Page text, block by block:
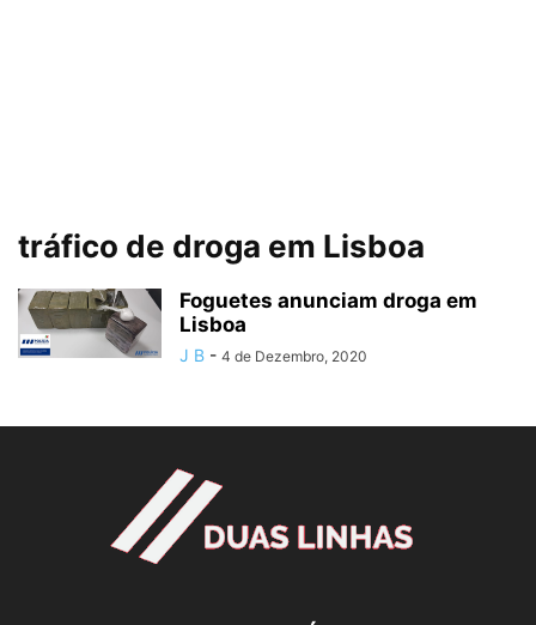
tráfico de droga em Lisboa
Foguetes anunciam droga em
Lisboa
J B - 4 de Dezembro, 2020